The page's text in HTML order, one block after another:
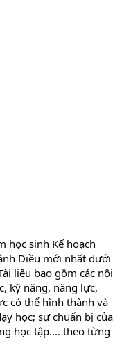
học sinh Kế hoạch
Diều mới nhất dưới
liệu bao gồm các nội
kỹ năng, năng lực,
có thể hình thành và
học; sự chuẩn bị của
học tập.... theo từng